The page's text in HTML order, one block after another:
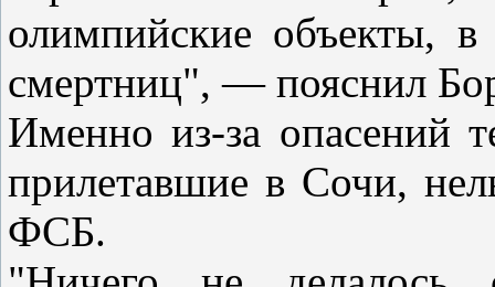
олимпийские объекты, в
смертниц", — пояснил
Именно из-за опасений
прилетавшие в Сочи,
ФСБ.